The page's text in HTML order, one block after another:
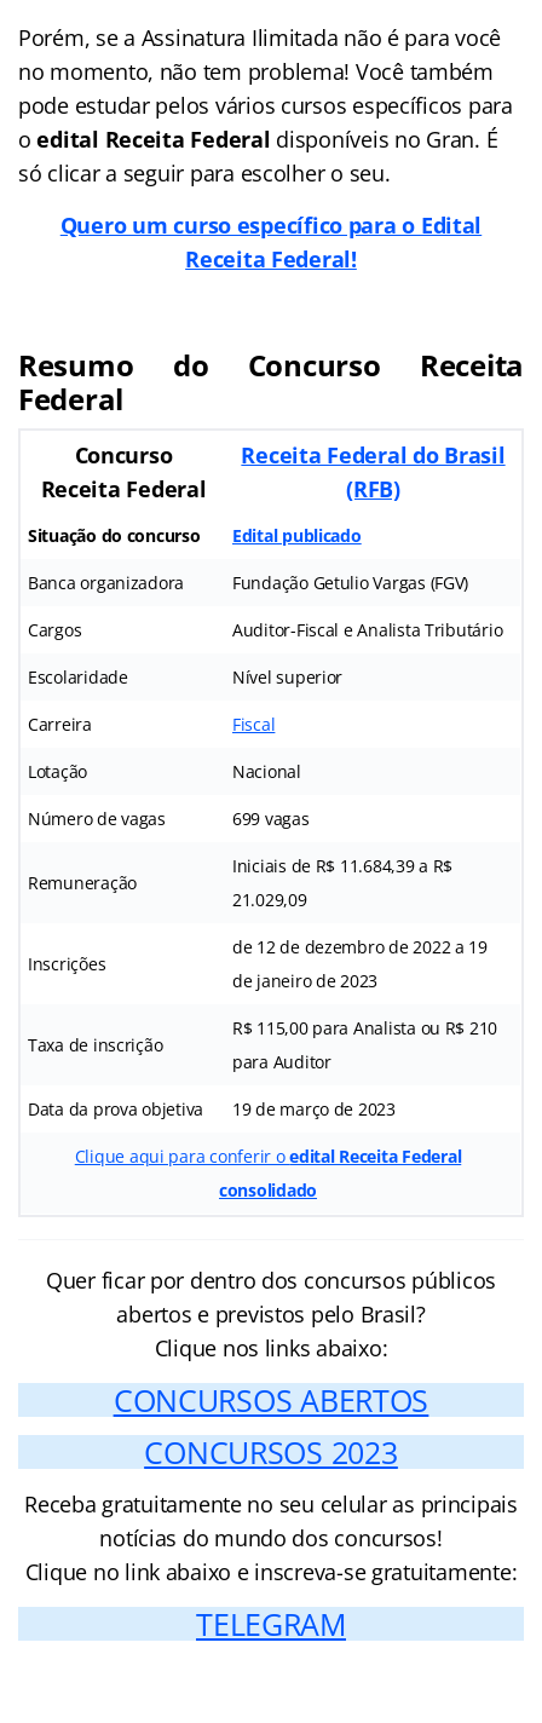
Porém, se a Assinatura Ilimitada não é para você
no momento, não tem problema! Você também
pode estudar pelos vários cursos específicos para
oedital Receita Federal disponíveis no Gran. É
só clicar a seguir para escolher o seu.
Quero um curso específico para o Edital
Receita Federal!
Resumo do Concurso Receita
Federal
Concurso
Receita Federal
Receita Federal do Brasil
(RFB)
Situação do concurso Edital publicado
Banca organizadora Fundação Getulio Vargas (FGV)
Cargos Auditor-Fiscal e Analista Tributário
Escolaridade Nível superior
Carreira Fiscal
Lotação Nacional
Número de vagas 699 vagas
Remuneração
Iniciais de R$ 11.684,39 a R$
21.029,09
Inscrições
de 12 de dezembro de 2022 a 19
de janeiro de 2023
Taxa de inscrição
R$ 115,00 para Analista ou R$ 210
para Auditor
Data da prova objetiva 19 de março de 2023
Clique aqui para conferir oedital Receita Federal
consolidado
Quer ficar por dentro dos concursos públicos
abertos e previstos pelo Brasil?
Clique nos links abaixo:
CONCURSOS ABERTOS
CONCURSOS 2023
Receba gratuitamente no seu celular as principais
notícias do mundo dos concursos!
Clique no link abaixo e inscreva-se gratuitamente:
TELEGRAM